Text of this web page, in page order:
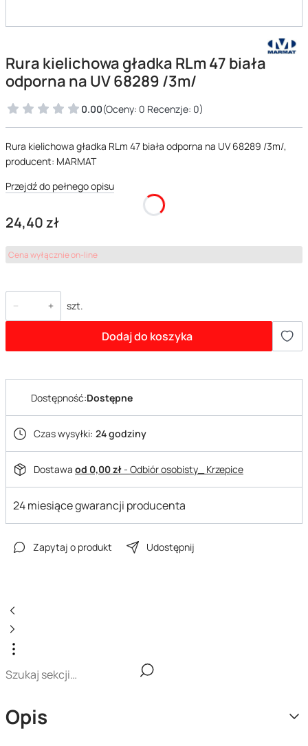
Rura kielichowa gładka RLm 47 biała
odporna na UV 68289 /3m/
0.00(Oceny: 0 Recenzje: 0)
Rura kielichowa gładka RLm 47 biała odporna na UV 68289 /3m/,
producent: MARMAT
Przejdź do pełnego opisu
Cena
24,40 zł
Cena wyłącznie on-line
szt.
Dodaj do koszyka
Dostępność:Dostępne
Czas wysyłki: 24 godziny
Dostawa od 0,00 zł- Odbiór osobisty_ Krzepice
24 miesiące gwarancji producenta
Zapytaj o produkt Udostępnij
Opis